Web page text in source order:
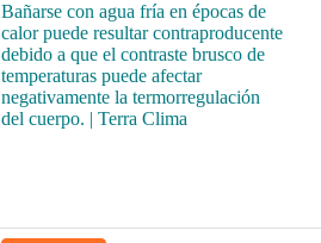
Bañarse con agua fría en épocas de
calor puede resultar contraproducente
debido a que el contraste brusco de
temperaturas puede afectar
negativamente la termorregulación
del cuerpo. | Terra Clima